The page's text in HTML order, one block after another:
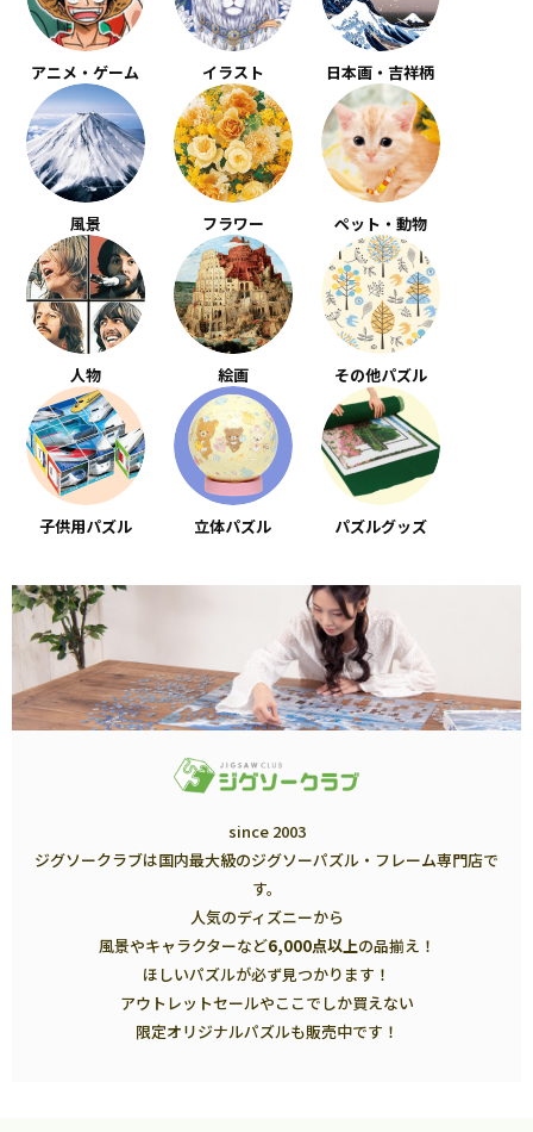
アニメ・ゲーム イラスト 日本画・吉祥柄
風景 フラワー ペット・動物
人物 絵画 その他パズル
子供用パズル 立体パズル パズルグッズ
since 2003
ジグソークラブは国内最大級のジグソーパズル・フレーム専門店で
す。
人気のディズニーから
風景やキャラクターなど6,000点以上の品揃え！
ほしいパズルが必ず見つかります！
アウトレットセールやここでしか買えない
限定オリジナルパズルも販売中です！